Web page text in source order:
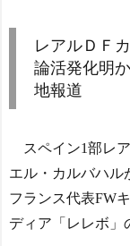
レアルＤＦ
論活発化明
地報道
スペイン1部レ
エル・カルバハル
フランス代表FW
ディア「レレボ」